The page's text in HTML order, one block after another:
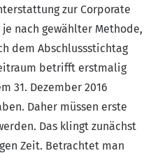
zur Corporate
nach gewählter Methode,
dem Abschlussstichtag
betrifft erstmalig
31. Dezember 2016
Daher müssen erste
Das klingt zunächst
Zeit. Betrachtet man